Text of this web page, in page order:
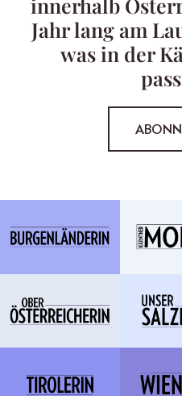
Jahr lang am
was in der